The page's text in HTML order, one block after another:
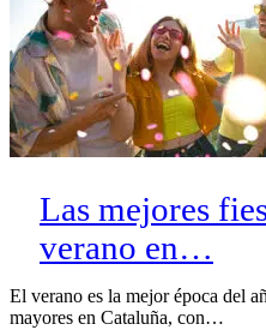
Las mejores
verano en…
El verano es la mejor época del
mayores en Cataluña, con…